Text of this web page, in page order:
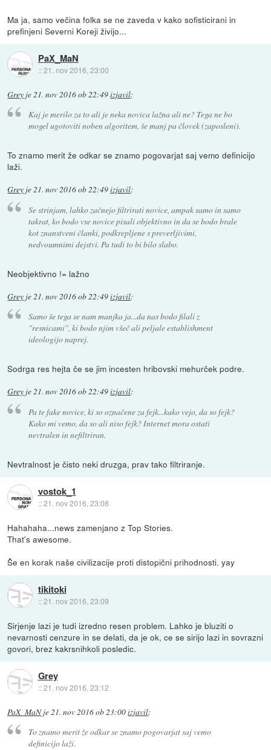
Ma ja, samo večina folka se ne zaveda v kako sofisticirani in
prefinjeni Severni Koreji živijo...
PaX_MaN
::21. nov 2016, 23:00
Grey je21. nov 2016 ob 22:49izjavil:
Kaj je merilo za to ali je neka novica lažna ali ne? Tega ne bo
mogel ugotoviti noben algoritem, še manj pa človek (zaposleni).
To znamo merit že odkar se znamo pogovarjat saj vemo definicijo
laži.
Grey je21. nov 2016 ob 22:49izjavil:
Se strinjam, lahko začnejo filtrirati novice, ampak samo in samo
takrat, ko bodo vse novice pisali objektivno in da se bodo brale
kot znanstveni članki, podkrepljene s preverljivimi,
nedvoumnimi dejstvi. Pa tudi to bi bilo slabo.
Neobjektivno != lažno
Grey je21. nov 2016 ob 22:49izjavil:
Samo še tega se nam manjka ja...da nas bodo filali z
"resnicami", ki bodo njim všeč ali peljale establishment
ideologijo naprej.
Sodrga res hejta če se jim incesten hribovski mehurček podre.
Grey je21. nov 2016 ob 22:49izjavil:
Pa te fake novice, ki so označene za fejk...kako vejo, da so fejk?
Kako mi vemo, da so ali niso fejk? Internet mora ostati
nevtralen in nefiltriran.
Nevtralnost je čisto neki druzga, prav tako filtriranje.
vostok_1
::21. nov 2016, 23:08
Hahahaha...news zamenjano z Top Stories.
That's awesome.
Še en korak naše civilizacije proti distopični prihodnosti. yay
tikitoki
::21. nov 2016, 23:09
Sirjenje lazi je tudi izredno resen problem. Lahko je bluziti o
nevarnosti cenzure in se delati, da je ok, ce se sirijo lazi in sovrazni
govori, brez kakrsnihkoli posledic.
Grey
::21. nov 2016, 23:12
PaX_MaNje21. nov 2016 ob 23:00izjavil:
To znamo merit že odkar se znamo pogovarjat saj vemo
definicijo laži.